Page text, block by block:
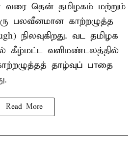
வரை தென் தமிழகம் மற்றும்
பலவீனமான காற்றழுத்த
நிலவுகிறது. வட தமிழக
கீழ்மட்ட வளிமண்டலத்தில்
தாழ்வுப் பாதை
Read More